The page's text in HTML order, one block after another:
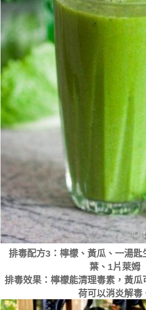
排毒配方3：檸檬、黃瓜、一湯匙
葉、1片萊姆
排毒效果：檸檬能清理毒素，黃瓜
荷可以消炎解毒